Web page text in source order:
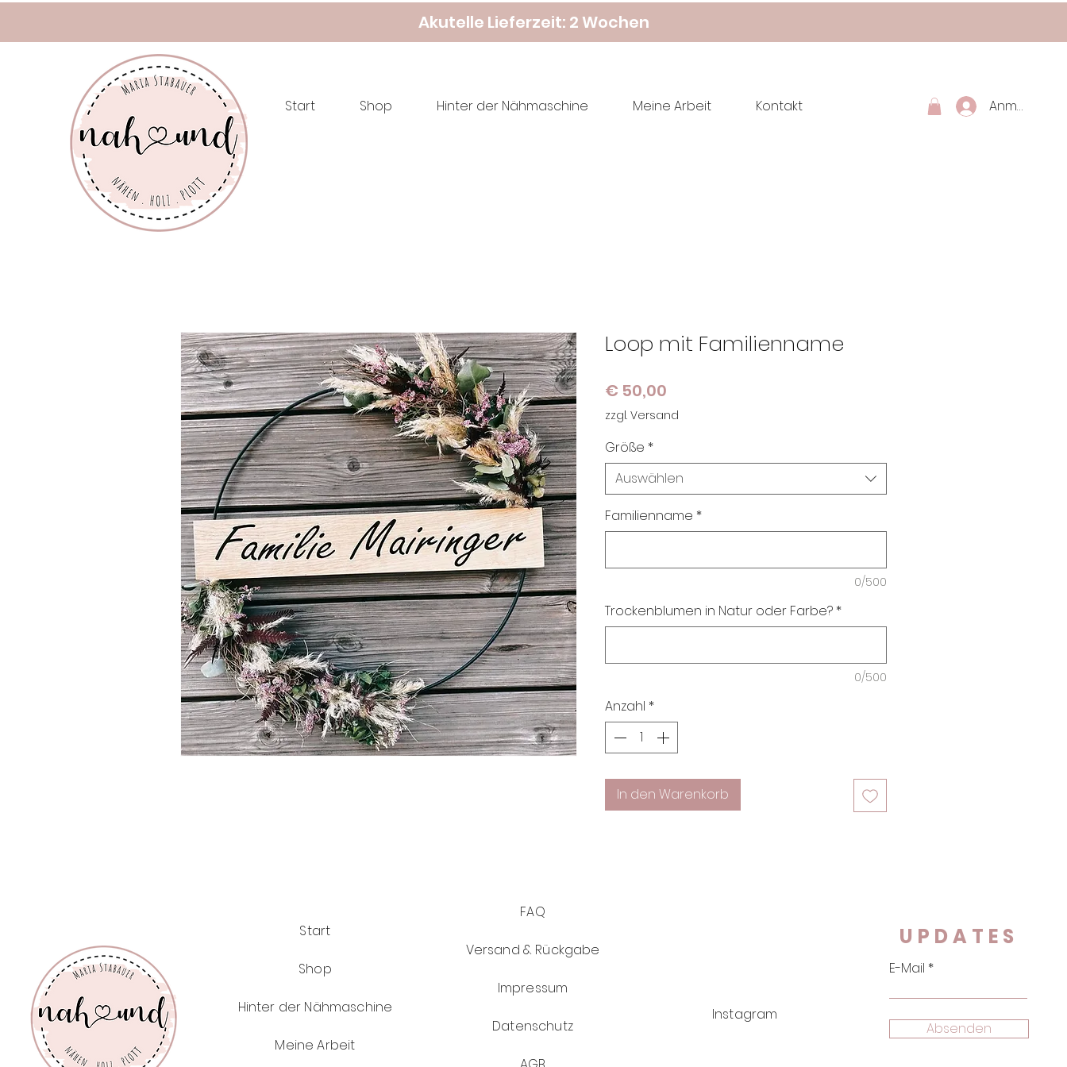
Akutelle Lieferzeit: 2 Wochen
Start Shop Hinter der Nähmaschine Meine Arbeit Kontakt Anmelden
Loop mit Familienname
€ 50,00
zzgl. Versand
Größe *
Auswählen
Familienname *
0/500
Trockenblumen in Natur oder Farbe? *
0/500
Anzahl *
In den Warenkorb
Start
Shop
Hinter der Nähmaschine
Meine Arbeit
FAQ
Versand & Rückgabe
Impressum
Datenschutz
Instagram
UPDATES
E-Mail
Absenden